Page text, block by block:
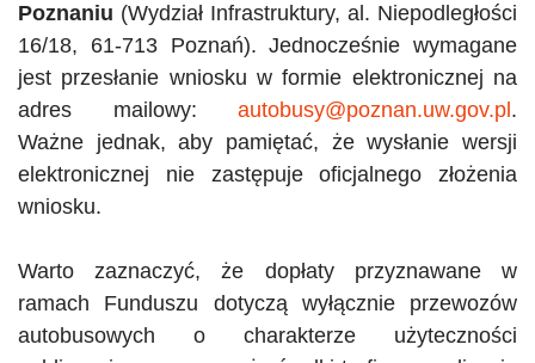
Poznaniu (Wydział Infrastruktury, al. Niepodległości
16/18, 61-713 Poznań). Jednocześnie wymagane
jest przesłanie wniosku w formie elektronicznej na
adres mailowy: autobusy@poznan.uw.gov.pl .
Ważne jednak, aby pamiętać, że wysłanie wersji
elektronicznej nie zastępuje oficjalnego złożenia
wniosku.
Warto zaznaczyć, że dopłaty przyznawane w
ramach Funduszu dotyczą wyłącznie przewozów
autobusowych o charakterze użyteczności